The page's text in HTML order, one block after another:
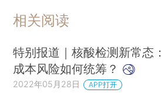
相关阅读
特别报道｜核酸检测新常态：
成本风险如何统筹？
2022年05月28日 APP打开